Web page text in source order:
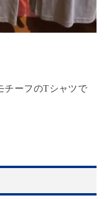
チーフのTシャツで